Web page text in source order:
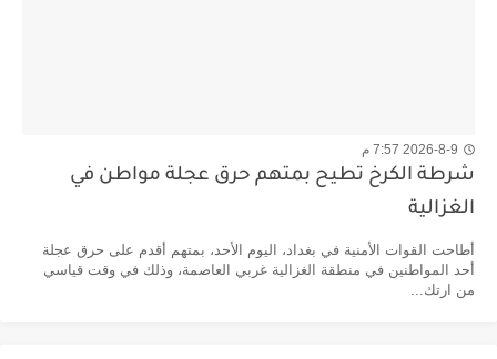
2026-8-9 7:57 م
شرطة الكرخ تطيح بمتهم حرق عجلة مواطن في
الغزالية
​أطاحت القوات الأمنية في بغداد، اليوم الأحد، بمتهم أقدم على حرق عجلة
أحد المواطنين في منطقة الغزالية غربي العاصمة، وذلك في وقت قياسي
من ارتك...